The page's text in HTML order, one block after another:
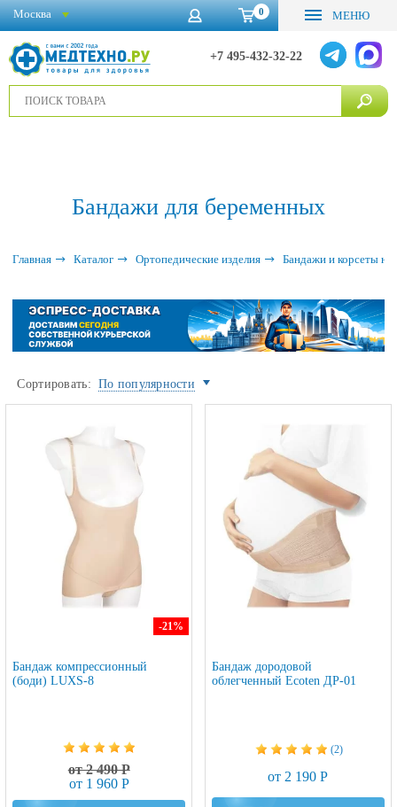
0 МЕНЮ
+7 495-432-32-22
Москва
Бандажи для беременных
Главная Каталог Ортопедические изделия Бандажи и корсеты на
Сортировать: По популярности
-21%
Бандаж компрессионный
(боди) LUXS-8
от 2 490 Р
от 1 960 Р
Бандаж дородовой
облегченный Ecoten ДР-01
(2)
от 2 190 Р